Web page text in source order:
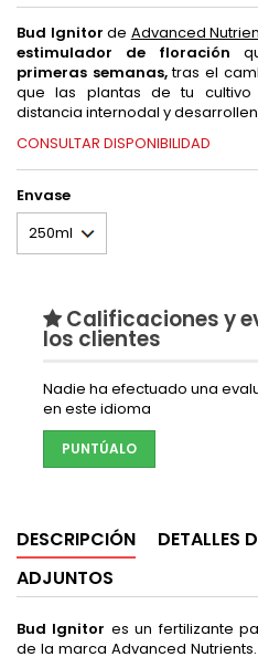
Bud Ignitor de Advanced
estimulador de floración
primeras semanas,tras el
que las plantas de tu cultivo
distancia internodal y desarrollen
CONSULTAR DISPONIBILIDAD
Envase
Calificaciones y
los clientes
Nadie ha efectuado una
en este idioma
PUNTÚALO
DESCRIPCIÓN
DETALLES
ADJUNTOS
Bud Ignitor es un fertilizante
de la marca Advanced